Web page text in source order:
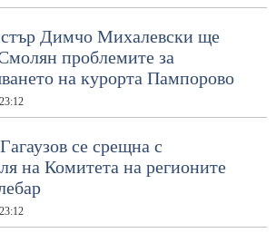
Димчо Михалевски ще
проблемите за
на курорта Пампорово
се срещна с
на Комитета на регионите